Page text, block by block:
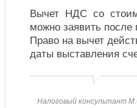
Вычет НДС со
можно заявить после
Право на вычет
даты выставления
Налоговый консультант